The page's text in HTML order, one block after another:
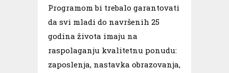
Programom bi trebalo garantovati
da svi mladi do navršenih 25
godina života imaju na
raspolaganju kvalitetnu ponudu:
zaposlenja, nastavka obrazovanja,